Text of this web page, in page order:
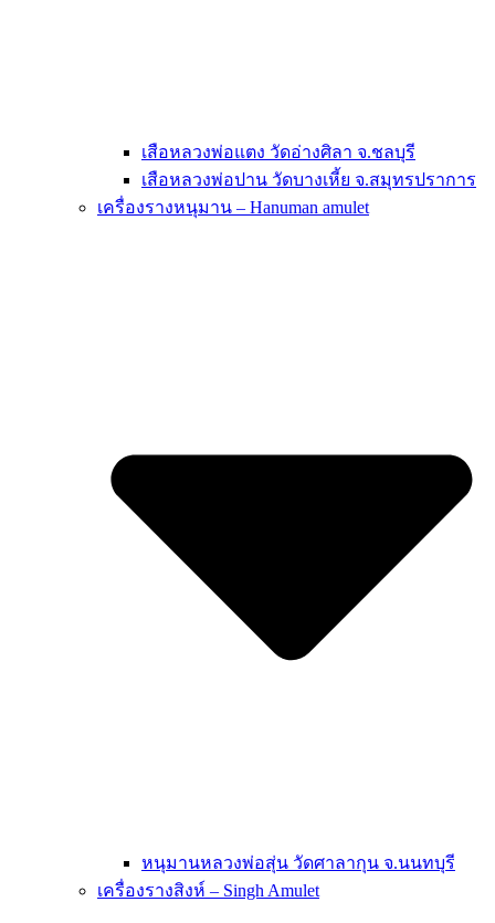
เสือหลวงพ่อแตง วัดอ่างศิลา จ.ชลบุรี
เสือหลวงพ่อปาน วัดบางเหี้ย จ.สมุทรปราการ
เครื่องรางหนุมาน – Hanuman amulet
หนุมานหลวงพ่อสุ่น วัดศาลากุน จ.นนทบุรี
เครื่องรางสิงห์ – Singh Amulet